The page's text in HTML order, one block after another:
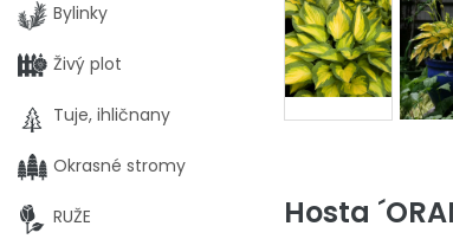
Hosta
Bylinky
Živý plot
Tuje, ihličnany
Okrasné stromy
RUŽE